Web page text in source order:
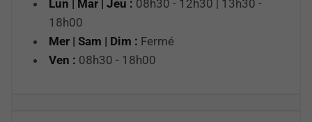
Lun | Mar | Jeu : 08h30 - 12h30 | 13h30 -
18h00
Mer | Sam | Dim : Fermé
Ven : 08h30 - 18h00